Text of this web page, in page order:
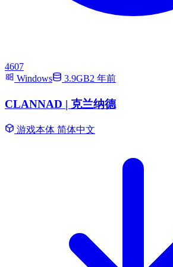
4607
Windows
3.9GB2 年前
CLANNAD | 克兰纳德
游戏本体 简体中文